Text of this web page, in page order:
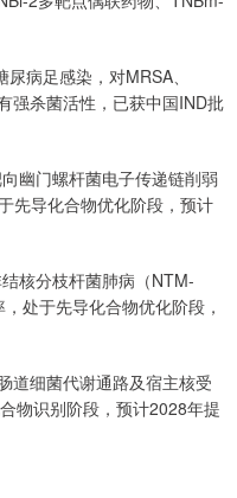
病足感染，对MRSA、
强杀菌活性，已获中国IND批
幽门螺杆菌电子传递链削弱
先导化合物优化阶段，预计
核分枝杆菌肺病（NTM-
处于先导化合物优化阶段，
细菌代谢通路及宿主核受
物识别阶段，预计2028年提